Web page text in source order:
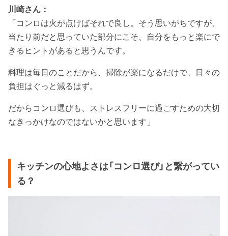
川崎さん：
「コンロは火が点けばそれで良し。そう思いがちですが、
当たり前だと思っていた部分にこそ、自分をもっと楽にで
きるヒントがあると思うんです。
料理は毎日のことだから、掃除が楽になるだけで、日々の
負担はぐっと減るはず。
だからコンロ選びも、ストレスフリーに過ごすための大切
なきっかけなのではないかと思います」
キッチンの心地よさは「コンロ選び」と繋がってい
る？